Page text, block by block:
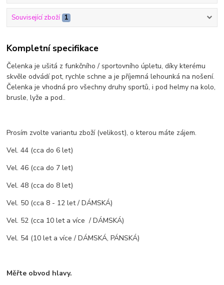
Související zboží 1
Kompletní specifikace
Čelenka je ušitá z funkčního / sportovního úpletu, díky kterému
skvěle odvádí pot, rychle schne a je příjemná lehounká na nošení.
Čelenka je vhodná pro všechny druhy sportů, i pod helmy na kolo,
brusle, lyže a pod..
Prosím zvolte variantu zboží (velikost), o kterou máte zájem.
Vel. 44 (cca do 6 let)
Vel. 46 (cca do 7 let)
Vel. 48 (cca do 8 let)
Vel. 50 (cca 8 - 12 let / DÁMSKÁ)
Vel. 52 (cca 10 let a více / DÁMSKÁ)
Vel. 54 (10 let a více / DÁMSKÁ, PÁNSKÁ)
Měřte obvod hlavy.